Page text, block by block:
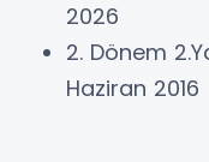
2026
2. Dönem
Haziran 2016